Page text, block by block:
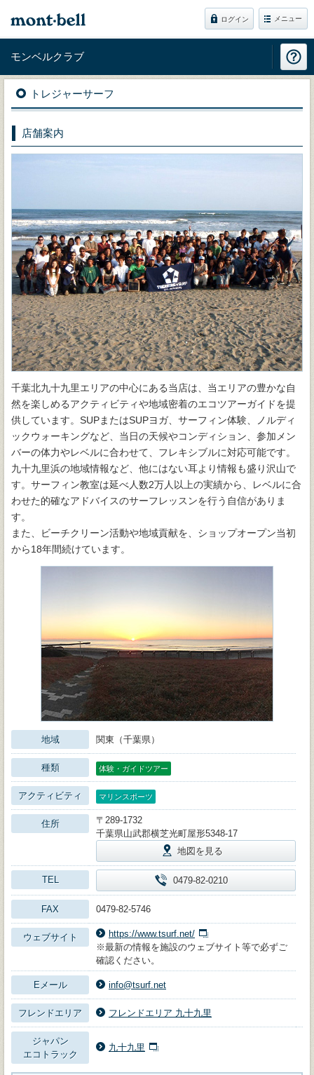
ログイン メニュー
モンベルクラブ
トレジャーサーフ
店舗案内
千葉北九十九里エリアの中心にある当店は、当エリアの豊かな自
然を楽しめるアクティビティや地域密着のエコツアーガイドを提
供しています。SUPまたはSUPヨガ、サーフィン体験、ノルディ
ックウォーキングなど、当日の天候やコンディション、参加メン
バーの体力やレベルに合わせて、フレキシブルに対応可能です。
九十九里浜の地域情報など、他にはない耳より情報も盛り沢山で
す。サーフィン教室は延べ人数2万人以上の実績から、レベルに合
わせた的確なアドバイスのサーフレッスンを行う自信がありま
す。
また、ビーチクリーン活動や地域貢献を、ショップオープン当初
から18年間続けています。
地域 関東（千葉県）
種類 体験・ガイドツアー
アクティビティ マリンスポーツ
住所
〒289-1732
千葉県山武郡横芝光町屋形5348-17
地図を見る
TEL 0479-82-0210
FAX 0479-82-5746
ウェブサイト
https://www.tsurf.net/
※最新の情報を施設のウェブサイト等で必ずご
確認ください。
Eメール info@tsurf.net
フレンドエリア フレンドエリア 九十九里
ジャパン
エコトラック
九十九里